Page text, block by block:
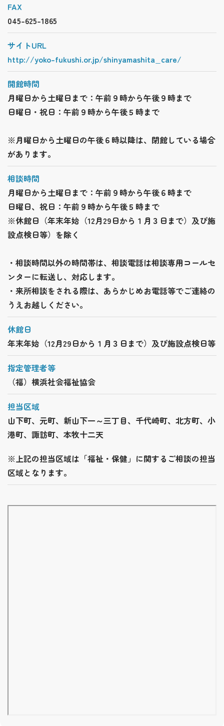
FAX
045-625-1865
サイトURL
http://yoko-fukushi.or.jp/shinyamashita_care/
開館時間
月曜日から土曜日まで：午前９時から午後９時まで
日曜日・祝日：午前９時から午後５時まで
※月曜日から土曜日の午後６時以降は、閉館している場合
があります。
相談時間
月曜日から土曜日まで：午前９時から午後６時まで
日曜日、祝日：午前９時から午後５時まで
※休館日（年末年始（12月29日から１月３日まで）及び施
設点検日等）を除く
・相談時間以外の時間帯は、相談電話は相談専用コールセ
ンターに転送し、対応します。
・来所相談をされる際は、あらかじめお電話等でご連絡の
うえお越しください。
休館日
年末年始（12月29日から１月３日まで）及び施設点検日等
指定管理者等
（福）横浜社会福祉協会
担当区域
山下町、元町、新山下一～三丁目、千代崎町、北方町、小
港町、諏訪町、本牧十二天
※上記の担当区域は「福祉・保健」に関するご相談の担当
区域となります。